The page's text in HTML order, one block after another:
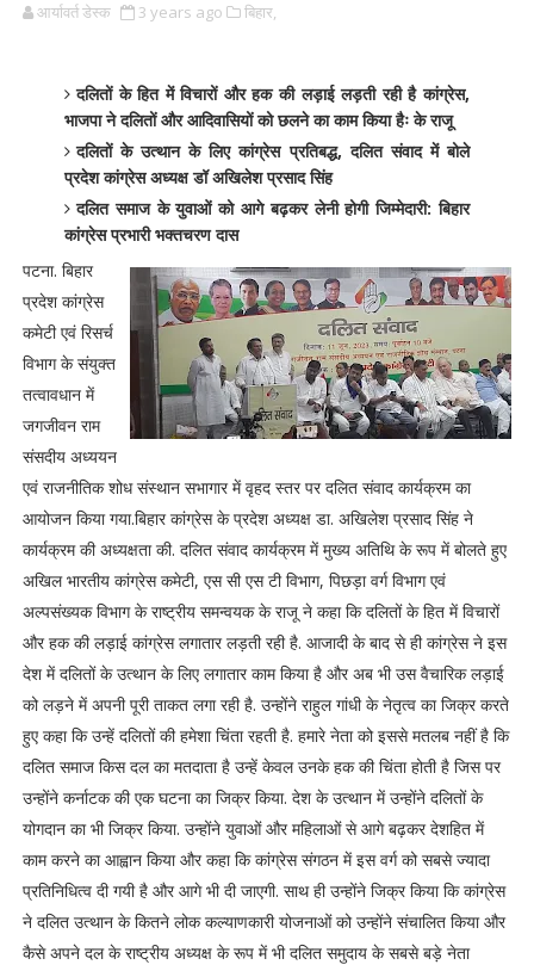
आर्यावर्त डेस्क 3 years ago बिहार,
दलितों के हित में विचारों और हक की लड़ाई लड़ती रही है कांग्रेस,
भाजपा ने दलितों और आदिवासियों को छलने का काम किया हैः के राजू
दलितों के उत्थान के लिए कांग्रेस प्रतिबद्ध, दलित संवाद में बोले
प्रदेश कांग्रेस अध्यक्ष डॉ अखिलेश प्रसाद सिंह
दलित समाज के युवाओं को आगे बढ़कर लेनी होगी जिम्मेदारी: बिहार
कांग्रेस प्रभारी भक्तचरण दास
पटना. बिहार
प्रदेश कांग्रेस
कमेटी एवं रिसर्च
विभाग के संयुक्त
तत्वावधान में
जगजीवन राम
संसदीय अध्ययन
एवं राजनीतिक शोध संस्थान सभागार में वृहद स्तर पर दलित संवाद कार्यक्रम का
आयोजन किया गया.बिहार कांग्रेस के प्रदेश अध्यक्ष डा. अखिलेश प्रसाद सिंह ने
कार्यक्रम की अध्यक्षता की. दलित संवाद कार्यक्रम में मुख्य अतिथि के रूप में बोलते हुए
अखिल भारतीय कांग्रेस कमेटी, एस सी एस टी विभाग, पिछड़ा वर्ग विभाग एवं
अल्पसंख्यक विभाग के राष्ट्रीय समन्वयक के राजू ने कहा कि दलितों के हित में विचारों
और हक की लड़ाई कांग्रेस लगातार लड़ती रही है. आजादी के बाद से ही कांग्रेस ने इस
देश में दलितों के उत्थान के लिए लगातार काम किया है और अब भी उस वैचारिक लड़ाई
को लड़ने में अपनी पूरी ताकत लगा रही है. उन्होंने राहुल गांधी के नेतृत्व का जिक्र करते
हुए कहा कि उन्हें दलितों की हमेशा चिंता रहती है. हमारे नेता को इससे मतलब नहीं है कि
दलित समाज किस दल का मतदाता है उन्हें केवल उनके हक की चिंता होती है जिस पर
उन्होंने कर्नाटक की एक घटना का जिक्र किया. देश के उत्थान में उन्होंने दलितों के
योगदान का भी जिक्र किया. उन्होंने युवाओं और महिलाओं से आगे बढ़कर देशहित में
काम करने का आह्वान किया और कहा कि कांग्रेस संगठन में इस वर्ग को सबसे ज्यादा
प्रतिनिधित्व दी गयी है और आगे भी दी जाएगी. साथ ही उन्होंने जिक्र किया कि कांग्रेस
ने दलित उत्थान के कितने लोक कल्याणकारी योजनाओं को उन्होंने संचालित किया और
कैसे अपने दल के राष्ट्रीय अध्यक्ष के रूप में भी दलित समुदाय के सबसे बड़े नेता